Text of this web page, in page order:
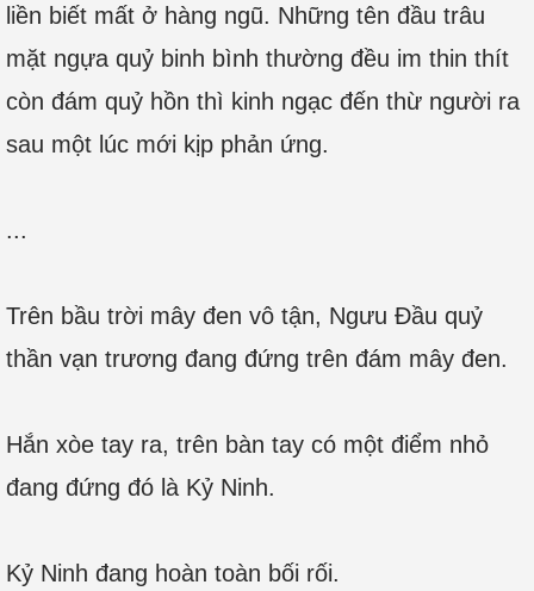
liền biết mất ở hàng ngũ. Những tên đầu trâu
mặt ngựa quỷ binh bình thường đều im thin thít
còn đám quỷ hồn thì kinh ngạc đến thừ người ra
sau một lúc mới kịp phản ứng.
...
Trên bầu trời mây đen vô tận, Ngưu Đầu quỷ
thần vạn trương đang đứng trên đám mây đen.
Hắn xòe tay ra, trên bàn tay có một điểm nhỏ
đang đứng đó là Kỷ Ninh.
Kỷ Ninh đang hoàn toàn bối rối.